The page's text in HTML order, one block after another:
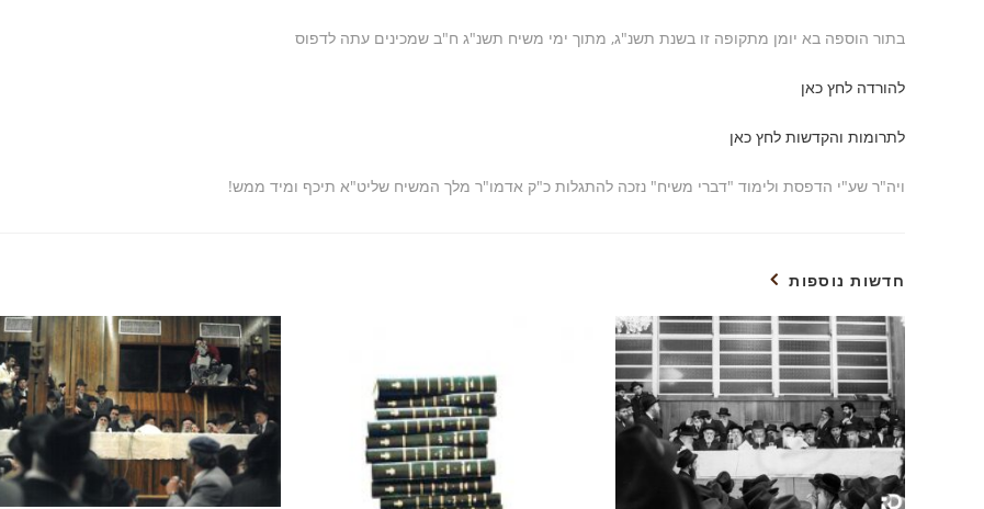
בתור הוספה בא יומן מתקופה זו בשנת תשנ"ג, מתוך ימי משיח תשנ"ג ח"ב שמכינים עתה לדפוס
להורדה לחץ כאן
לתרומות והקדשות לחץ כאן
ויה"ר שע"י הדפסת ולימוד "דברי משיח" נזכה להתגלות כ"ק אדמו"ר מלך המשיח שליט"א תיכף ומיד ממש!
חדשות נוספות